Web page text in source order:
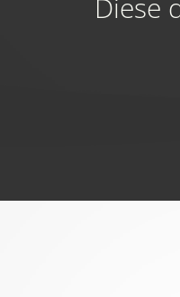
Diese